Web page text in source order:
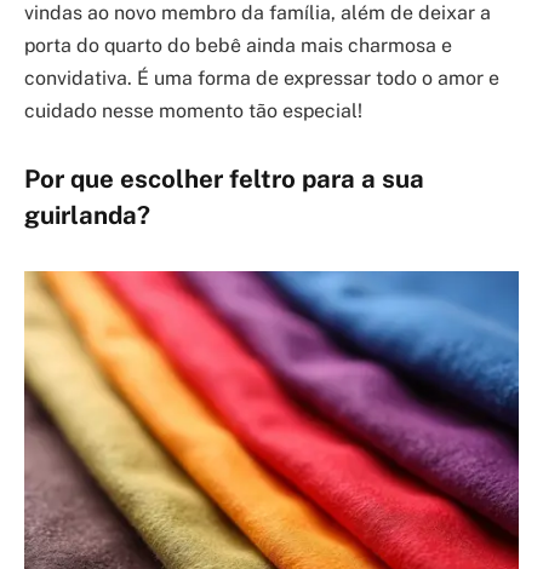
vindas ao novo membro da família, além de deixar a
porta do quarto do bebê ainda mais charmosa e
convidativa. É uma forma de expressar todo o amor e
cuidado nesse momento tão especial!
Por que escolher feltro para a sua
guirlanda?